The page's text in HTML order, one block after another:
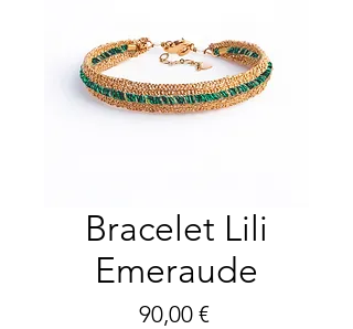
Bracelet Lili
Emeraude
90,00 €Prix